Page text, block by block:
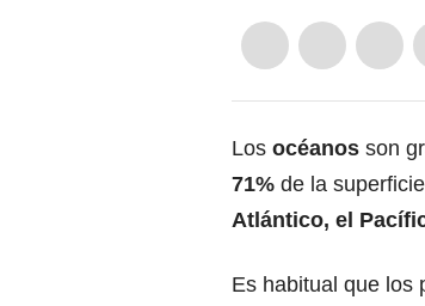
Los océanos son
71% de la
Atlántico, el
Es habitual que los